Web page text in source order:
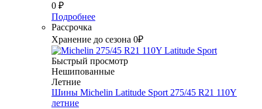
0 ₽
Подробнее
Рассрочка
Хранение до сезона 0₽
Быстрый просмотр
Нешипованные
Летние
Шины Michelin Latitude Sport 275/45 R21 110Y
летние